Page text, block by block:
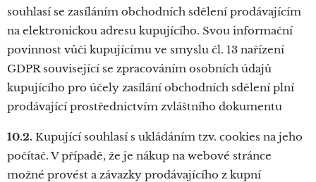
souhlasí se zasíláním obchodních sdělení prodávajícím
na elektronickou adresu kupujícího. Svou informační
povinnost vůči kupujícímu ve smyslu čl. 13 nařízení
GDPR související se zpracováním osobních údajů
kupujícího pro účely zasílání obchodních sdělení plní
prodávající prostřednictvím zvláštního dokumentu
10.2. Kupující souhlasí s ukládáním tzv. cookies na jeho
počítač. V případě, že je nákup na webové stránce
možné provést a závazky prodávajícího z kupní